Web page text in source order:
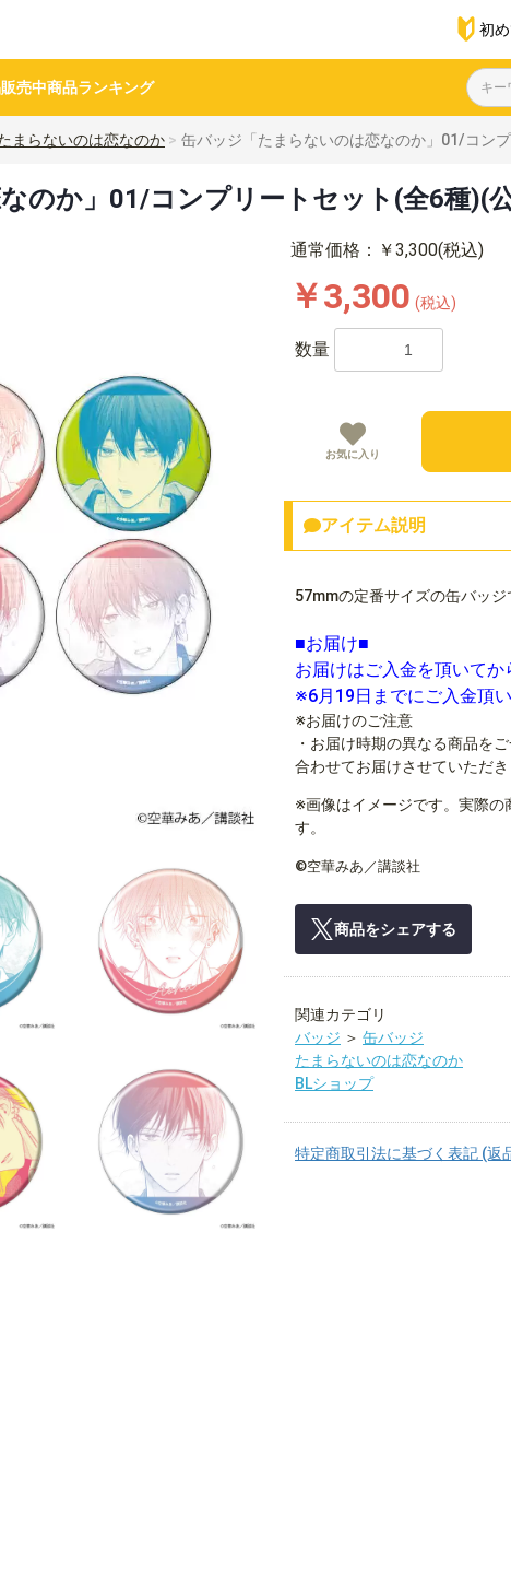
初
販売中商品ランキング
まらないのは恋なのか 缶バッジ「たまらないのは恋なのか」01/コン
のか」01/コンプリートセット(全6種)(
通常価格：￥3,300(税込)
￥3,300 (税込)
お気に入り
数量
アイテム説明
57mmの定番サイズの缶バッジ
■お届け■
お届けはご入金を頂いて
※6月19日までにご入金頂
※お届けのご注意
・お届け時期の異なる商品を
合わせてお届けさせていただ
※画像はイメージです。実際
す。
©空華みあ／講談社
商品をシェアする
関連カテゴリ
バッジ ＞ 缶バッジ
たまらないのは恋なのか
BLショップ
特定商取引法に基づく表記 (返